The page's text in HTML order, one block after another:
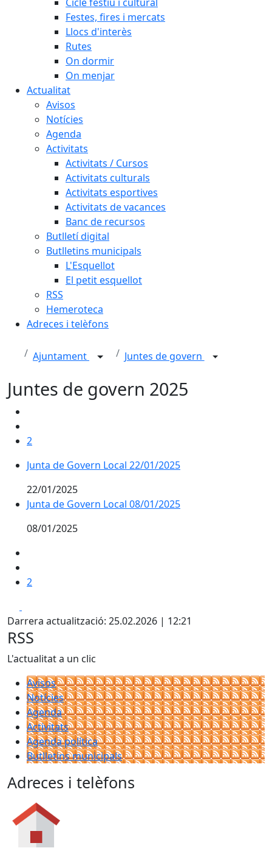
Festes, fires i mercats
Llocs d'interès
Rutes
On dormir
On menjar
Actualitat
Avisos
Notícies
Agenda
Activitats
Activitats / Cursos
Activitats culturals
Activitats esportives
Activitats de vacances
Banc de recursos
Butlletí digital
Butlletins municipals
L'Esquellot
El petit esquellot
RSS
Hemeroteca
Adreces i telèfons
Ajuntament Juntes de govern
Juntes de govern 2025
2
Junta de Govern Local 22/01/2025
22/01/2025
Junta de Govern Local 08/01/2025
08/01/2025
2
Darrera actualització: 25.02.2026 | 12:21
RSS
L'actualitat a un clic
Avisos
Notícies
Agenda
Activitats
Agenda política
Butlletins municipals
Adreces i telèfons